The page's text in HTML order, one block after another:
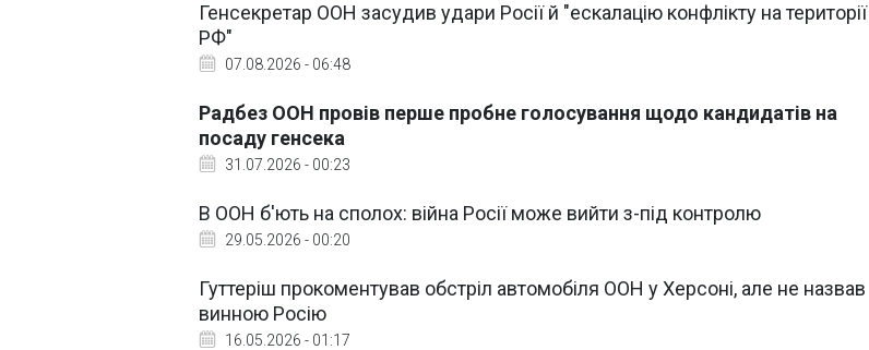
Генсекретар ООН засудив удари Росії й "ескалацію конфлікту на території
РФ"
07.08.2026 - 06:48
Радбез ООН провів перше пробне голосування щодо кандидатів на
посаду генсека
31.07.2026 - 00:23
В ООН б'ють на сполох: війна Росії може вийти з-під контролю
29.05.2026 - 00:20
Гуттеріш прокоментував обстріл автомобіля ООН у Херсоні, але не назвав
винною Росію
16.05.2026 - 01:17